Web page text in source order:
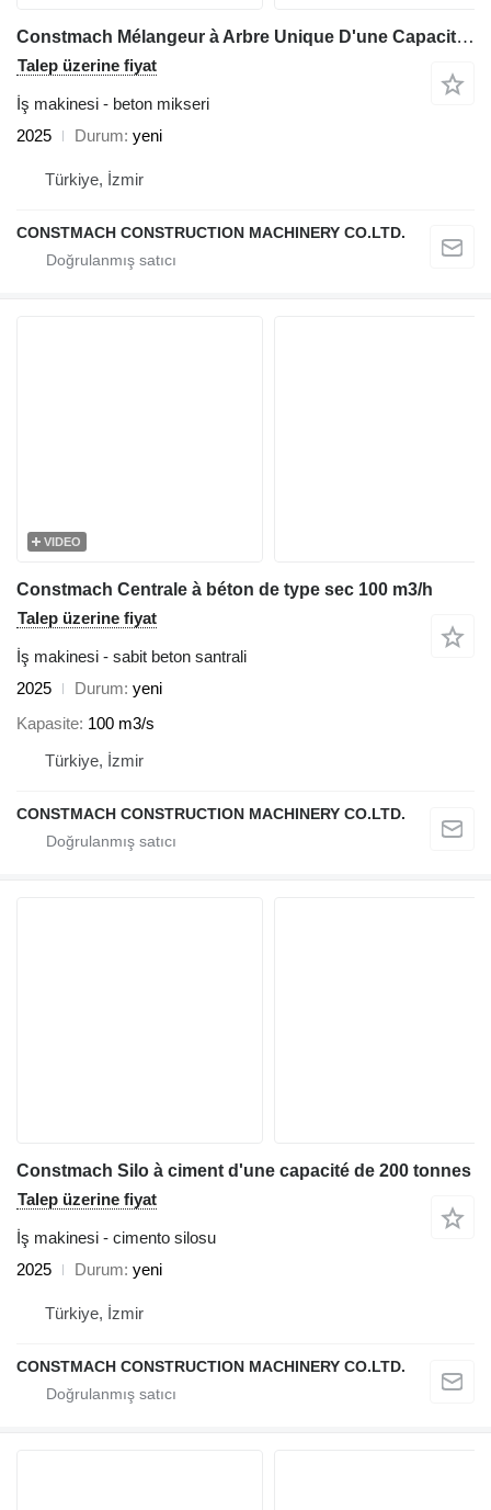
Constmach Mélangeur à Arbre Unique D'une Capacité de 1 à 2 m3
Talep üzerine fiyat
İş makinesi - beton mikseri
2025
Durum yeni
Türkiye, İzmir
CONSTMACH CONSTRUCTION MACHINERY CO.LTD.
VIDEO
Constmach Centrale à béton de type sec 100 m3/h
Talep üzerine fiyat
İş makinesi - sabit beton santrali
2025
Durum yeni
Kapasite 100 m3/s
Türkiye, İzmir
CONSTMACH CONSTRUCTION MACHINERY CO.LTD.
Constmach Silo à ciment d'une capacité de 200 tonnes
Talep üzerine fiyat
İş makinesi - cimento silosu
2025
Durum yeni
Türkiye, İzmir
CONSTMACH CONSTRUCTION MACHINERY CO.LTD.